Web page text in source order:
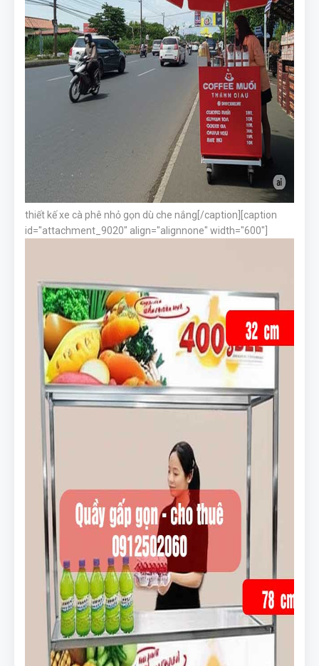
thiết kế xe cà phê nhỏ gọn dù che nắng[/caption][caption
id="attachment_9020" align="alignnone" width="600"]